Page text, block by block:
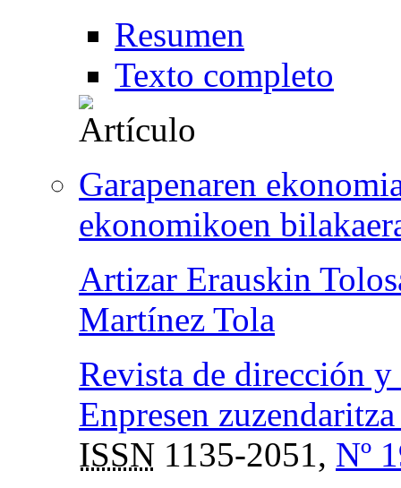
Resumen
Texto completo
Garapenaren
ekonomikoen
Artizar Erauskin
Martínez Tola
Revista de dirección
Enpresen
ISSN 1135-2051, Nº